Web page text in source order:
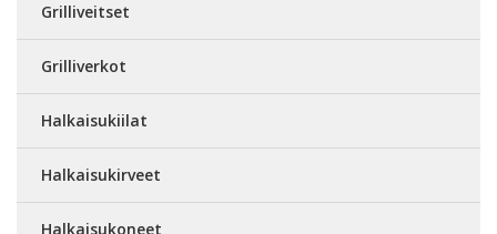
Grilliveitset
Grilliverkot
Halkaisukiilat
Halkaisukirveet
Halkaisukoneet